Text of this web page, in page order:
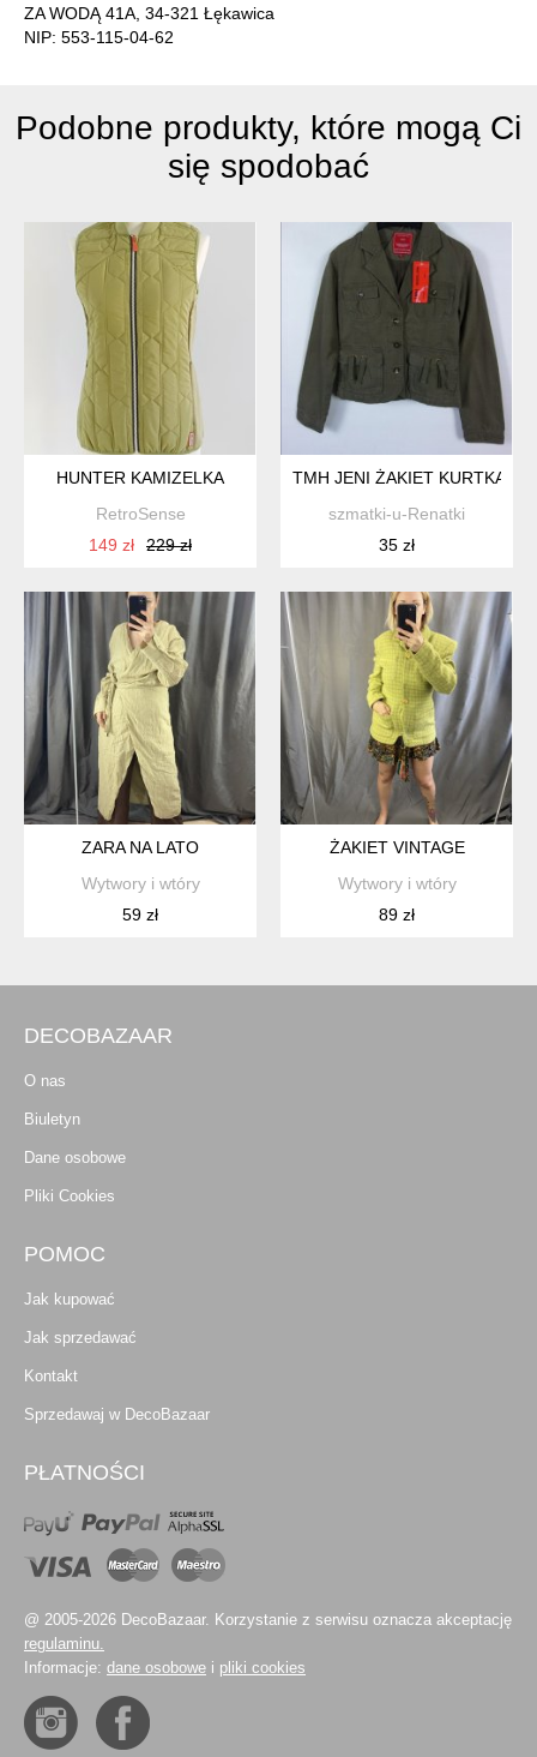
ZA WODĄ 41A, 34-321 Łękawica
NIP: 553-115-04-62
Podobne produkty, które mogą Ci
się spodobać
HUNTER KAMIZELKA
RetroSense
149 zł
229 zł
TMH JENI ŻAKIET KURTKA
szmatki-u-Renatki
35 zł
ZARA NA LATO
Wytwory i wtóry
59 zł
ŻAKIET VINTAGE
Wytwory i wtóry
89 zł
DECOBAZAAR
O nas
Biuletyn
Dane osobowe
Pliki Cookies
POMOC
Jak kupować
Jak sprzedawać
Kontakt
Sprzedawaj w DecoBazaar
PŁATNOŚCI
@ 2005-2026 DecoBazaar. Korzystanie z serwisu oznacza akceptację
regulaminu.
Informacje: dane osobowe i pliki cookies